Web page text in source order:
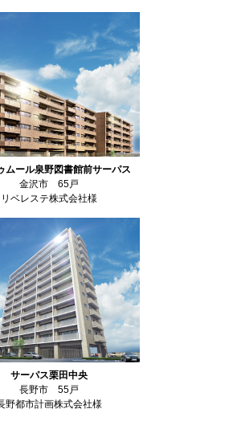
ムール泉野図書館前サーパス
金沢市 65戸
リベレステ株式会社様
サーパス栗田中央
長野市 55戸
野都市計画株式会社様